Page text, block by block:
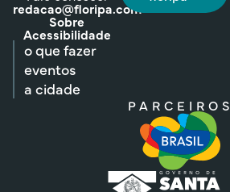
redacao@floripa.com
Sobre
Acessibilidade
o que fazer
eventos
a cidade
PARCEIROS